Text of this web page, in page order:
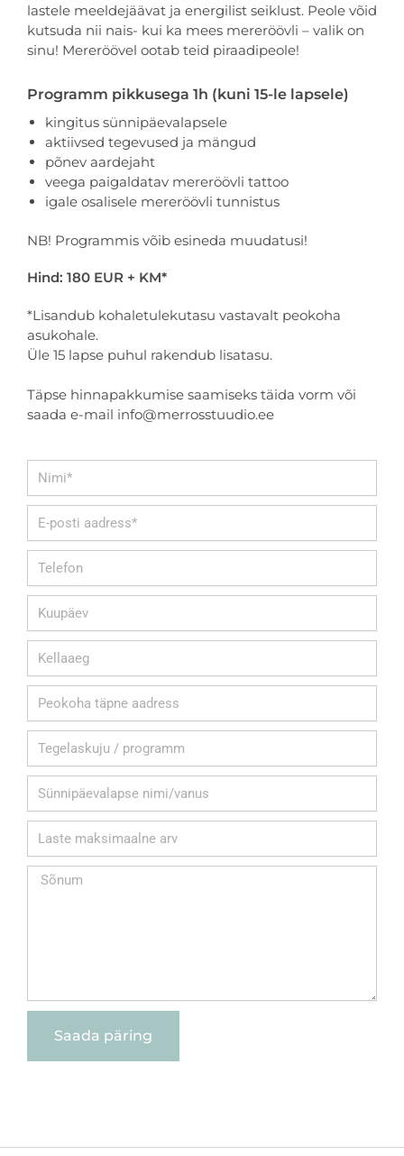
lastele meeldejäävat ja energilist seiklust. Peole võid
kutsuda nii nais- kui ka mees mereröövli – valik on
sinu! Mereröövel ootab teid piraadipeole!
Programm pikkusega 1h (kuni 15-le lapsele)
kingitus sünnipäevalapsele
aktiivsed tegevused ja mängud
põnev aardejaht
veega paigaldatav mereröövli tattoo
igale osalisele mereröövli tunnistus
NB! Programmis võib esineda muudatusi!
Hind: 180 EUR + KM*
*Lisandub kohaletulekutasu vastavalt peokoha
asukohale.
Üle 15 lapse puhul rakendub lisatasu.
Täpse hinnapakkumise saamiseks täida vorm või
saada e-mail info@merrosstuudio.ee
Saada päring